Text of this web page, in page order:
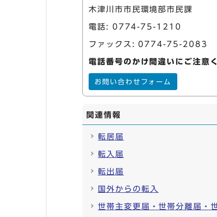
木津川市市民環境部市民課
電話: 0774-75-1210
ファックス: 0774-75-2083
電話番号のかけ間違いにご注意
お問い合わせフォーム
関連情報
転居届
転入届
転出届
国外からの転入
世帯主変更届・世帯分離届・